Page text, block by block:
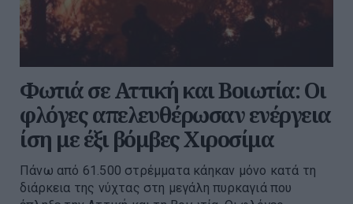
Φωτιά σε Αττική και Βοιωτία: Οι
φλόγες απελευθέρωσαν ενέργεια
ίση με έξι βόμβες Χιροσίμα
Πάνω από 61.500 στρέμματα κάηκαν μόνο κατά τη
διάρκεια της νύχτας στη μεγάλη πυρκαγιά που